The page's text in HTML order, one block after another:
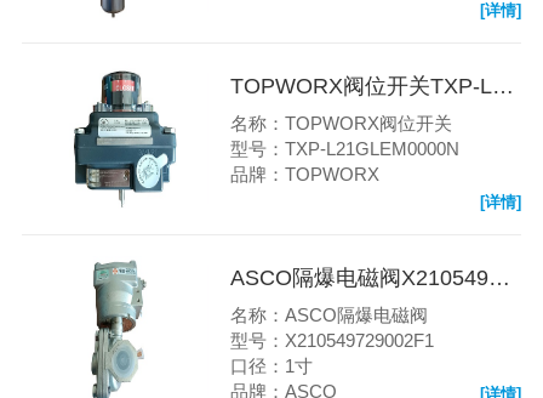
[详情]
TOPWORX阀位开关TXP-L21GLEM0000N
名称：TOPWORX阀位开关
型号：TXP-L21GLEM0000N
品牌：TOPWORX
[详情]
ASCO隔爆电磁阀X210549729002F1
名称：ASCO隔爆电磁阀
型号：X210549729002F1
口径：1寸
品牌：ASCO
[详情]